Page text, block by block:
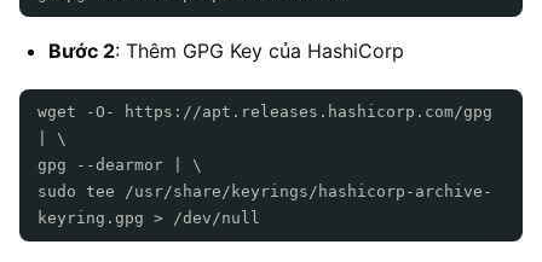
Bước 2: Thêm GPG Key của HashiCorp
wget -O- https://apt.releases.hashicorp.com/gpg
| \
gpg --dearmor | \
sudo tee /usr/share/keyrings/hashicorp-archive-
keyring.gpg > /dev/null